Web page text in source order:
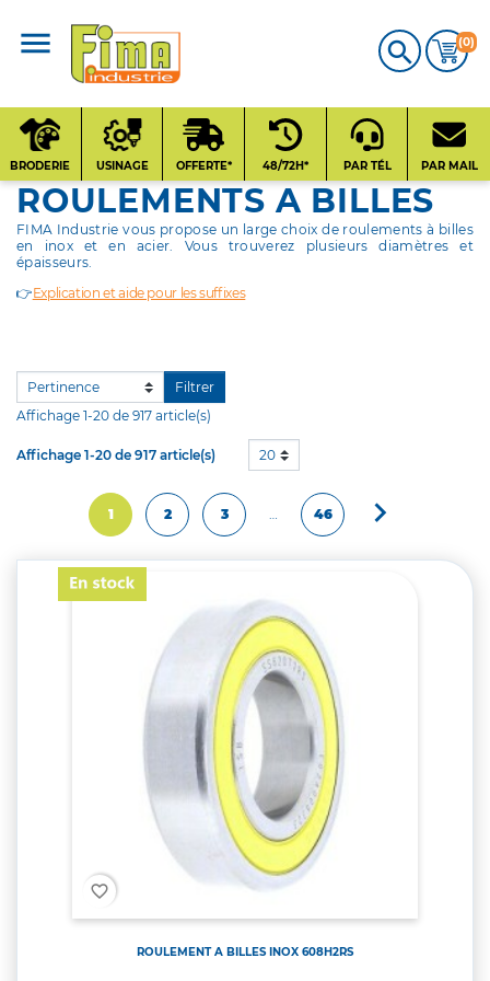
 (0)
CATALOGUE
PRODUITS
Qui sommes-nous
?
BRODERIE USINAGE OFFERTE* 48/72H* PAR TÉL PAR MAIL
ROULEMENTS A BILLES
FIMA Industrie vous propose un large choix de roulements à billes
en inox et en acier. Vous trouverez plusieurs diamètres et
épaisseurs.
👉Explication et aide pour les suffixes
Filtrer
Affichage 1-20 de 917 article(s)
Affichage 1-20 de 917 article(s) 20
1 2 3 … 46 Suivant

favorite_border
ROULEMENT A BILLES INOX 608H2RS